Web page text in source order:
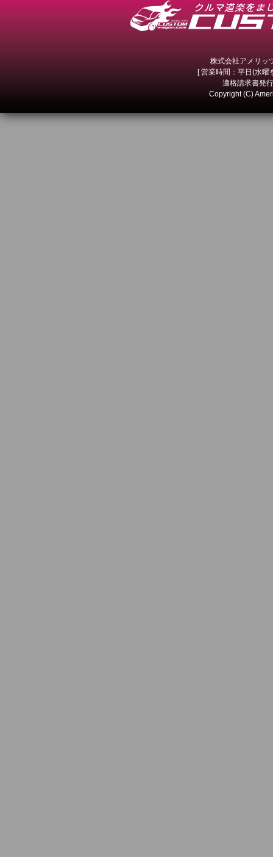
株式会社アメリ
[ 営業時間：平日(水
適格請求書発
Copyright (C)